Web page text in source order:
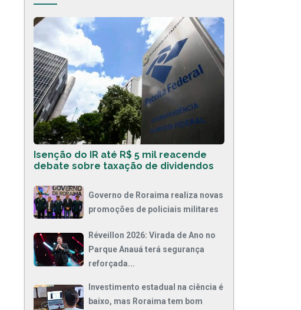
Isenção do IR até R$ 5 mil reacende
debate sobre taxação de dividendos
Governo de Roraima realiza novas
promoções de policiais militares
Réveillon 2026: Virada de Ano no
Parque Anauá terá segurança
reforçada...
Investimento estadual na ciência é
baixo, mas Roraima tem bom